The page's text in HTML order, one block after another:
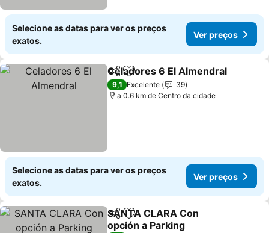
Selecione as datas para ver os preços
exatos.
Ver preços
PartilharAdicionar aos favoritos
Celadores 6 El Almendral
9,1 Excelente
39
a 0.6 km de Centro da cidade
Selecione as datas para ver os preços
exatos.
Ver preços
PartilharAdicionar aos favoritos
SANTA CLARA Con
opción a Parking